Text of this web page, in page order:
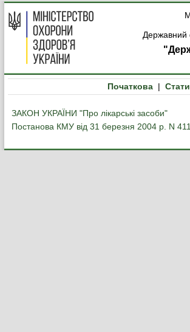
Державний
Початкова |
ЗАКОН УКРАЇНИ "Про лікарські засоби"
Постанова КМУ від 31 березня 2004 р. N